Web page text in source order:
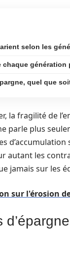
selon les
génération
quel que
la fragilité de
parle plus
autant les
jamais sur les
sur l'érosion